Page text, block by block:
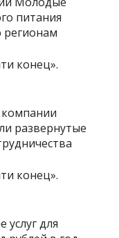
питания
регионам
развернутые
для